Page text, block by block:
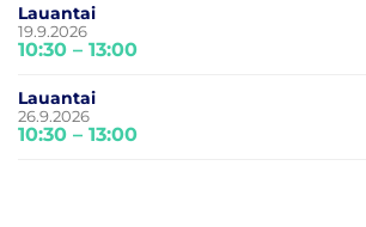
Lauantai
19.9.2026
10:30 – 13:00
Lauantai
26.9.2026
10:30 – 13:00